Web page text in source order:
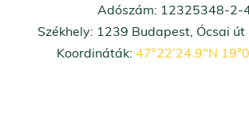
Adószám: 12325348-2-
Székhely: 1239 Budapest, Ócsai
Koordináták: 47°22’24.9″N